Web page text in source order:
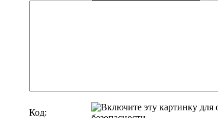
Код: